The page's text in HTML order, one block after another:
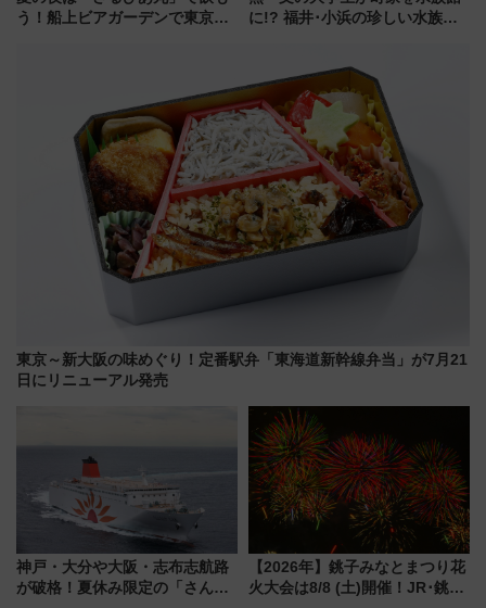
う！船上ビアガーデンで東京湾
に!? 福井･小浜の珍しい水族
浜観光レポ 第2弾
東京～新大阪の味めぐり！定番駅弁「東海道新幹線弁当」が7月21
日にリニューアル発売
神戸・大分や大阪・志布志航路
が破格！夏休み限定の「さんふ
【2026年】銚子みなとまつり花
火大会は8/8 (土)開催！JR･銚子